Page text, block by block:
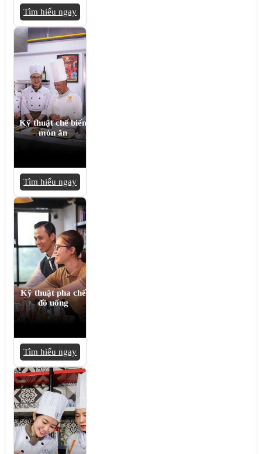
Tìm hiểu ngay
Kỹ thuật chế biến
món ăn
Tìm hiểu ngay
Kỹ thuật pha chế
đồ uống
Tìm hiểu ngay